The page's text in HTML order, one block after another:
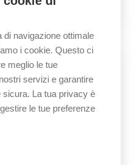
di navigazione ottimale
i cookie. Questo ci
meglio le tue
servizi e garantire
sicura. La tua privacy è
le tue preferenze